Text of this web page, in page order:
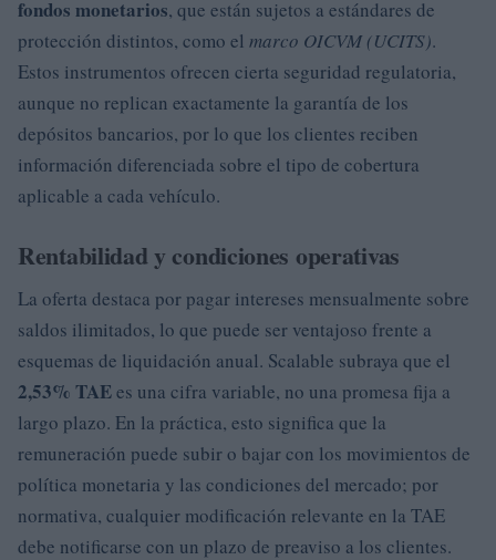
fondos monetarios, que están sujetos a estándares de
protección distintos, como el marco OICVM (UCITS).
Estos instrumentos ofrecen cierta seguridad regulatoria,
aunque no replican exactamente la garantía de los
depósitos bancarios, por lo que los clientes reciben
información diferenciada sobre el tipo de cobertura
aplicable a cada vehículo.
Rentabilidad y condiciones operativas
La oferta destaca por pagar intereses mensualmente sobre
saldos ilimitados, lo que puede ser ventajoso frente a
esquemas de liquidación anual. Scalable subraya que el
2,53% TAEes una cifra variable, no una promesa fija a
largo plazo. En la práctica, esto significa que la
remuneración puede subir o bajar con los movimientos de
política monetaria y las condiciones del mercado; por
normativa, cualquier modificación relevante en la TAE
debe notificarse con un plazo de preaviso a los clientes.